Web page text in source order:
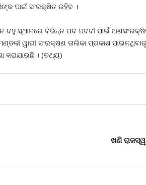
ପାଇଁ ସଂରକ୍ଷିତ ରହିବ ।
ବହୁ ସ୍ଥାନରେ ବିଭିନ୍ନ ପଦ ପଦବୀ ପାଇଁ
ୱାରୀ ସଂରକ୍ଷଣ ତାଲିକା ପ୍ରକାଶ
କରାଯାଉଛି । (ତଥ୍ୟ)
ଖଣି